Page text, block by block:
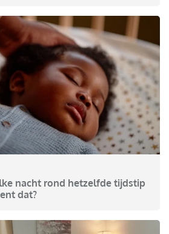
nacht rond hetzelfde tijdstip
dat?